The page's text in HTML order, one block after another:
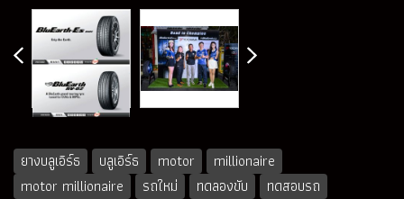
ยางบลูเอิร์ธ บลูเอิร์ธ motor
millionaire
motor millionaire
รถใหม่ ทดลองขับ
ทดสอบรถ